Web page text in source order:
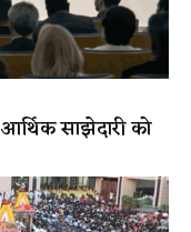
साझेदारी को